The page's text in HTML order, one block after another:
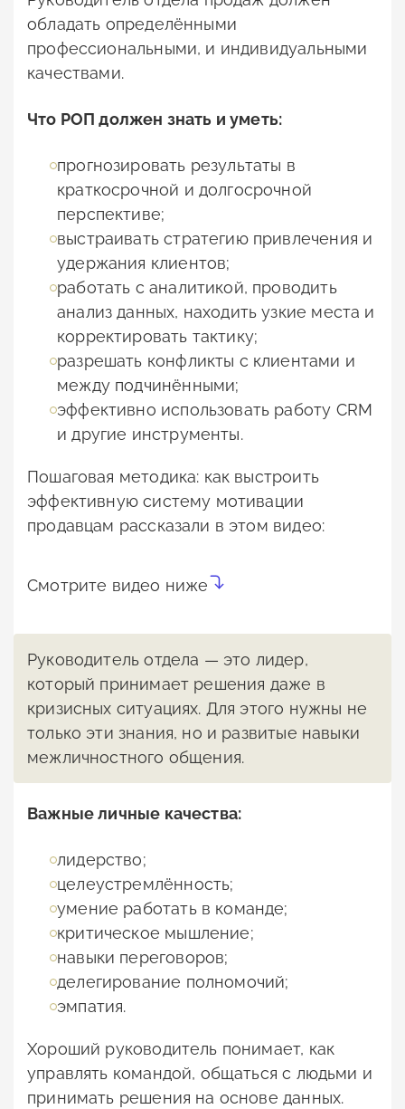
обладать определёнными
профессиональными, и индивидуальными
качествами.
Что РОП должен знать и уметь:
прогнозировать результаты в
краткосрочной и долгосрочной
перспективе;
выстраивать стратегию привлечения и
удержания клиентов;
работать с аналитикой, проводить
анализ данных, находить узкие места и
корректировать тактику;
разрешать конфликты с клиентами и
между подчинёнными;
эффективно использовать работу CRM
и другие инструменты.
Пошаговая методика: как выстроить
эффективную систему мотивации
продавцам рассказали в этом видео:
Смотрите видео ниже
Руководитель отдела — это лидер,
который принимает решения даже в
кризисных ситуациях. Для этого нужны не
только эти знания, но и развитые навыки
межличностного общения.
Важные личные качества:
лидерство;
целеустремлённость;
умение работать в команде;
критическое мышление;
навыки переговоров;
делегирование полномочий;
эмпатия.
Хороший руководитель понимает, как
управлять командой, общаться с людьми и
принимать решения на основе данных.